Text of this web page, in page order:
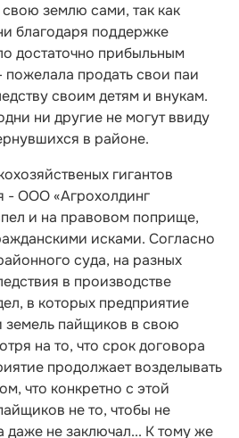
землю сами, так как
благодаря поддержке
достаточно прибыльным
пожелала продать свои паи
своим детям и внукам.
ни другие не могут ввиду
в районе.
гигантов
- ООО «Агрохолдинг
и на правовом поприще,
исками. Согласно
суда, на разных
в производстве
в которых предприятие
земель пайщиков в свою
на то, что срок договора
продолжает возделывать
что конкретно с этой
не то, чтобы не
даже не заключал... К тому же